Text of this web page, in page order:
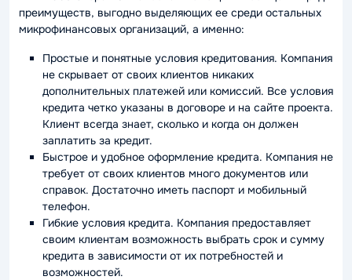
преимуществ, выгодно выделяющих ее среди остальных
микрофинансовых организаций, а именно:
Простые и понятные условия кредитования. Компания
не скрывает от своих клиентов никаких
дополнительных платежей или комиссий. Все условия
кредита четко указаны в договоре и на сайте проекта.
Клиент всегда знает, сколько и когда он должен
заплатить за кредит.
Быстрое и удобное оформление кредита. Компания не
требует от своих клиентов много документов или
справок. Достаточно иметь паспорт и мобильный
телефон.
Гибкие условия кредита. Компания предоставляет
своим клиентам возможность выбрать срок и сумму
кредита в зависимости от их потребностей и
возможностей.